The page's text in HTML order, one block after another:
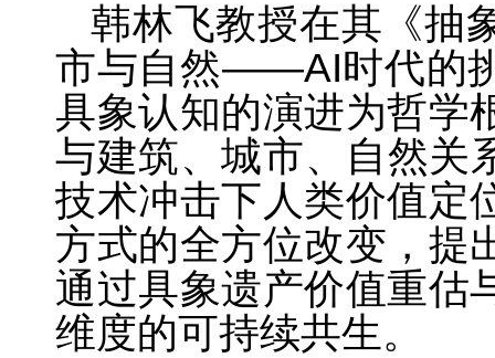
韩林飞教授在其《抽
市与自然——AI时代的
具象认知的演进为哲学
与建筑、城市、自然关
技术冲击下人类价值定
方式的全方位改变，提
通过具象遗产价值重估
维度的可持续共生。